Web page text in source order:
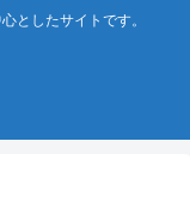
としたサイトです。